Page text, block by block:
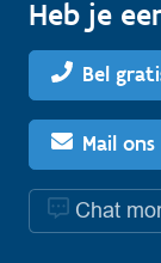
Heb je
Bel
Mail ons
Chat